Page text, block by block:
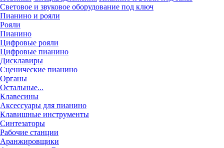
Световое и звуковое оборудование под ключ
Пианино и рояли
Рояли
Пианино
Цифровые рояли
Цифровые пианино
Дисклавиры
Сценические пианино
Органы
Остальные...
Клавесины
Аксессуары для пианино
Клавишные инструменты
Синтезаторы
Рабочие станции
Аранжировщики